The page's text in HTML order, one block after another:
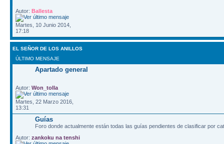
Autor: Ballesta
Martes, 10 Junio 2014,
17:18
EL SEÑOR DE LOS ANILLOS
ÚLTIMO MENSAJE
Apartado general
Autor: Won_tolla
Martes, 22 Marzo 2016,
13:31
Guías
Foro donde actualmente están todas las guías pendientes de clasificar por
Autor: zankoku na tenshi